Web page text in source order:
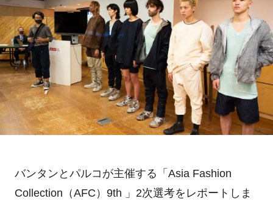
バンタンとパルコが主催する「Asia Fashion
Collection（AFC）9th 」2次選考をレポートしま